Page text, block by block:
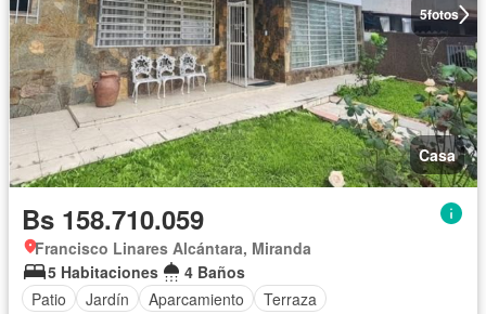
5fotos
Casa
Bs 158.710.059
Francisco Linares Alcántara, Miranda
5 Habitaciones
4 Baños
Patio
Jardín Aparcamiento Terraza